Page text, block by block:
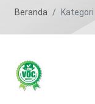
Beranda Kategori